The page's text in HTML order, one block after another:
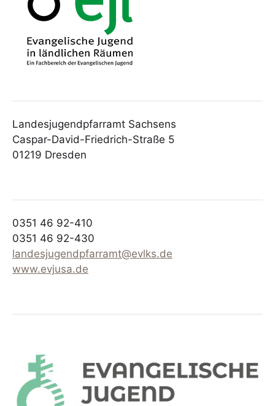
Landesjugendpfarramt Sachsens
Caspar-David-Friedrich-Straße 5
01219 Dresden
0351 46 92-410
0351 46 92-430
landesjugendpfarramt@evlks.de
www.evjusa.de